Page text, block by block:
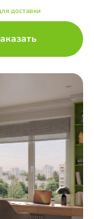
доставки